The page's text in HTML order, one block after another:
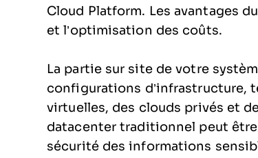
Cloud Platform. Les avantages
et l’optimisation des coûts.
La partie sur site de votre
configurations d’infrastructure,
virtuelles, des clouds privés et
datacenter traditionnel peut
sécurité des informations